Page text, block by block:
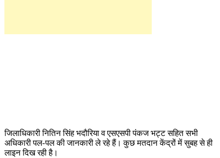
जिलाधिकारी नितिन सिंह भदौरिया व एसएसपी पंकज भट्ट सहित सभी
अधिकारी पल-पल की जानकारी ले रहे हैं। कुछ मतदान केंद्रों में सुबह से ही
लाइन दिख रही है।